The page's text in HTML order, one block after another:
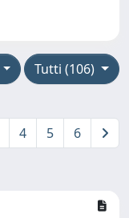
Tutti (106)
4 5 6